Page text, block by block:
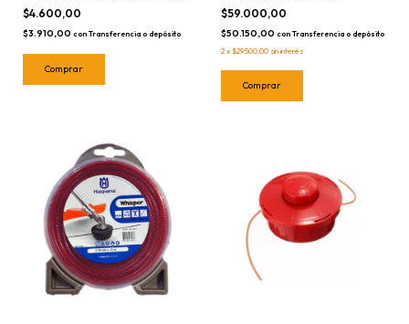
$4.600,00
$3.910,00 con Transferencia o depósito
$59.000,00
$50.150,00 con Transferencia o depósito
2 x $29.500,00 sin interés